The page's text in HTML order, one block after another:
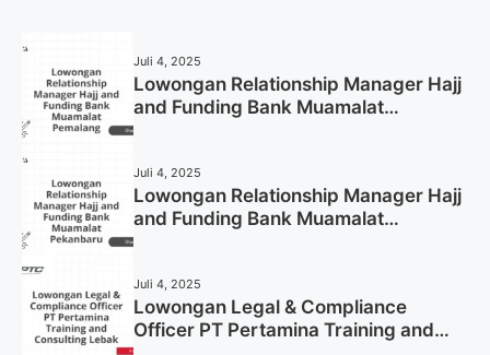
Juli 4, 2025
Lowongan Relationship Manager Hajj
and Funding Bank Muamalat
Juli 4, 2025
Lowongan Relationship Manager Hajj
and Funding Bank Muamalat
Juli 4, 2025
Lowongan Legal & Compliance
Officer PT Pertamina Training and